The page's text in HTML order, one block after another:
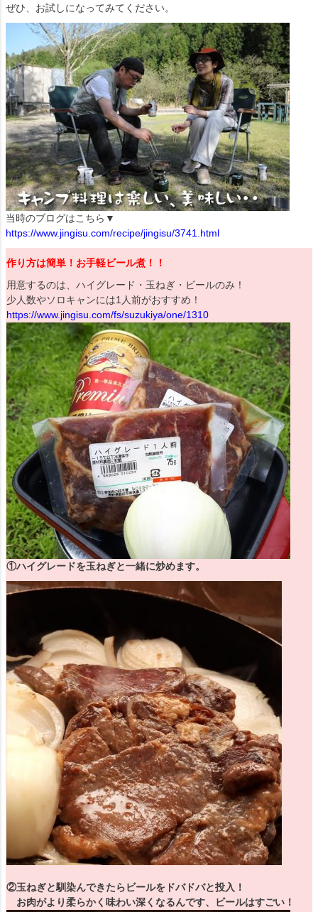
ぜひ、お試しになってみてください。
当時のブログはこちら▼
https://www.jingisu.com/recipe/jingisu/3741.html
作り方は簡単！お手軽ビール煮！！
用意するのは、ハイグレード・玉ねぎ・ビールのみ！
少人数やソロキャンには1人前がおすすめ！
https://www.jingisu.com/fs/suzukiya/one/1310
①ハイグレードを玉ねぎと一緒に炒めます。
②玉ねぎと馴染んできたらビールをドバドバと投入！
お肉がより柔らかく味わい深くなるんです、ビールはすごい！